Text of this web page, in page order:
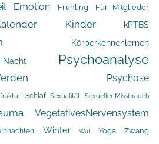
Emotion Frühling Für Mitglieder
Kinder kPTBS
Körperkennenlernen
Nacht Psychoanalyse
Psychose
Schlaf Sexualität Sexueller Missbrauch
VegetativesNervensystem
Winter Wut Yoga Zwang